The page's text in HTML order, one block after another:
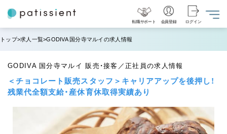
転職サポート 会員登録 ログイン
トップ 求人一覧 GODIVA 国分寺マルイの求人情報
GODIVA 国分寺マルイ 販売・接客／正社員の求人情報
＜チョコレート販売スタッフ＞キャリアアップを後押し！
残業代全額支給・産休育休取得実績あり